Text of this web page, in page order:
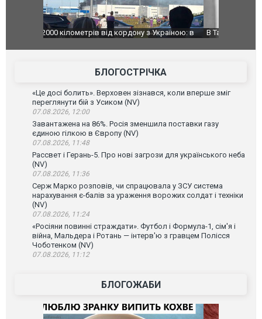
В Таїланді футболіст загинув від удару
постраждали. ВІДЕО
БЛОГОСТРІЧКА
«Це досі болить». Верховен зізнався, коли вперше зміг
переглянути бій з Усиком (NV)
07.08.2026, 12:00
Завантажена на 86%. Росія зменшила поставки газу
єдиною гілкою в Європу (NV)
07.08.2026, 11:48
Рассвет і Герань-5. Про нові загрози для українського неба
(NV)
07.08.2026, 11:36
Серж Марко розповів, чи спрацювала у ЗСУ система
нарахування є-балів за ураження ворожих солдат і техніки
(NV)
07.08.2026, 11:24
«Росіяни повинні страждати». Футбол і Формула-1, сім'я і
війна, Мальдера і Ротань — інтерв'ю з гравцем Полісся
Чоботенком (NV)
07.08.2026, 11:12
БЛОГОЖАБИ